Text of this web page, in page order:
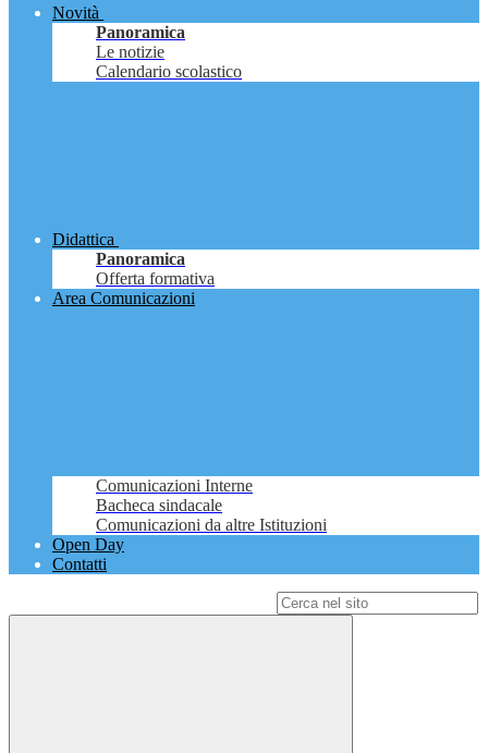
Novità
Panoramica
Le notizie
Calendario scolastico
Didattica
Panoramica
Offerta formativa
Area Comunicazioni
Comunicazioni Interne
Bacheca sindacale
Comunicazioni da altre Istituzioni
Open Day
Contatti